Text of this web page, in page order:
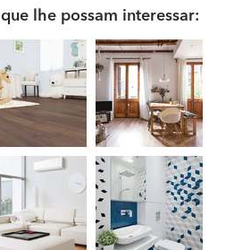
lhe possam interessar: